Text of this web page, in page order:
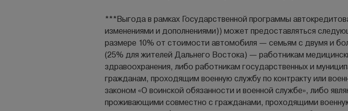
***Выгода в рамках Государственной программы
изменениями и дополнениями)) может предоставляться
размере 10% от стоимости автомобиля — семьям с двумя и
(25% для жителей Дальнего Востока) — работникам
здравоохранения, либо работникам государственных и
гражданам, проходящим военную службу по контракту или
законом «О воинской обязанности и военной службе», либо
проживающими совместно с гражданами, проходящими